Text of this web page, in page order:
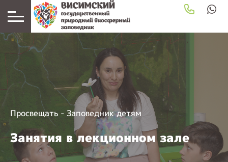
Просвещать - Заповедник детям
Занятия в лекционном зале